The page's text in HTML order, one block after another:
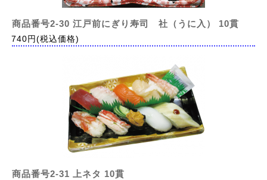
商品番号2-30 江戸前にぎり寿司 社（うに入） 10貫
740円(税込価格)
商品番号2-31 上ネタ 10貫